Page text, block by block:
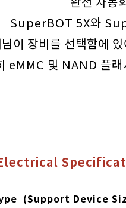
완전 자동
SuperBOT 5X와
이 장비를 선택함에
eMMC 및 NAND 플래
(Support Device